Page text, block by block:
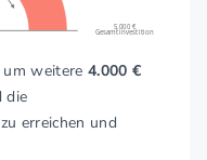
5.000 €
Gesamtinvestition
um weitere 4.000 €
die
zu erreichen und